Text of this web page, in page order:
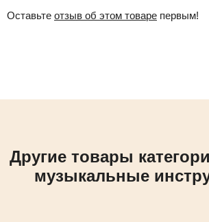
Оставьте отзыв об этом товаре первым!
Другие товары
музыкальные